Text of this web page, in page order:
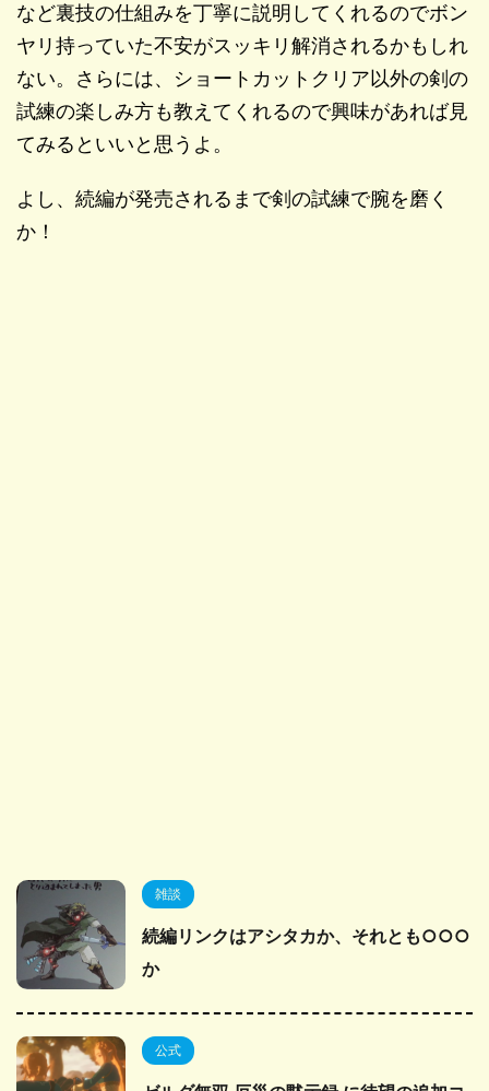
など裏技の仕組みを丁寧に説明してくれるのでボン
ヤリ持っていた不安がスッキリ解消されるかもしれ
ない。さらには、ショートカットクリア以外の剣の
試練の楽しみ方も教えてくれるので興味があれば見
てみるといいと思うよ。
よし、続編が発売されるまで剣の試練で腕を磨く
か！
雑談
続編リンクはアシタカか、それとも○○○
か
公式